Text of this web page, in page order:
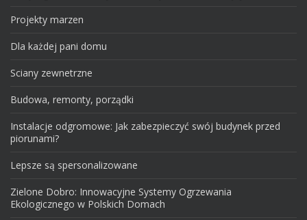
Projekty marzen
Dla każdej pani domu
Sciany zewnetrzne
Budowa, remonty, porządki
Instalacje odgromowe: Jak zabezpieczyć swój budynek przed
piorunami?
Lepsze są spersonalizowane
Zielone Dobro: Innowacyjne Systemy Ogrzewania
Ekologicznego w Polskich Domach